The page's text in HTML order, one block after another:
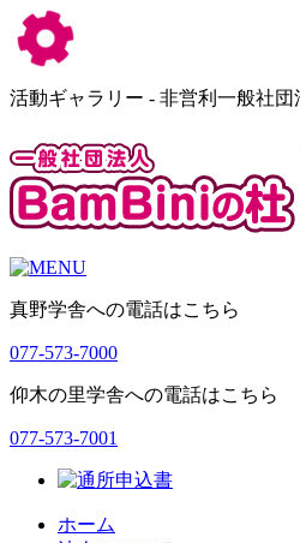
活動ギャラリー - 非営利一般社団
真野学舎への電話はこちら
077-573-7000
仰木の里学舎への電話はこちら
077-573-7001
ホーム